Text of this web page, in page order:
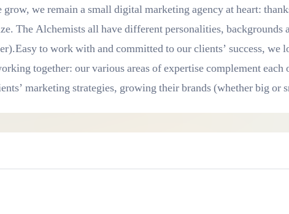
we remain a small digital marketing agency at heart:
The Alchemists all have different personalities, backgrounds
to work with and committed to our clients’ success, we
together: our various areas of expertise complement
marketing strategies, growing their brands (whether big or